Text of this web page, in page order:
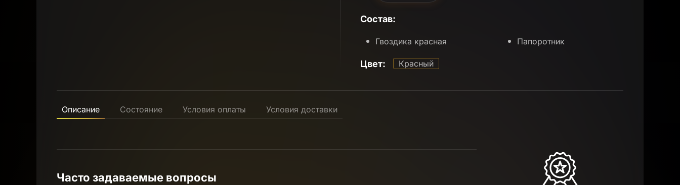
Состав:
Гвоздика красная Папоротник
Цвет: Красный
Описание Состояние Условия оплаты Условия доставки
Часто задаваемые вопросы